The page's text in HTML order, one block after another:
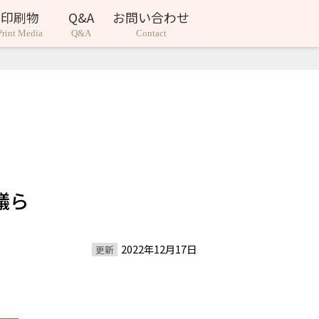
印刷物
Media
Q&A
Q&A
お問い合わせ
Contact
ら
更新 2022年12月17日